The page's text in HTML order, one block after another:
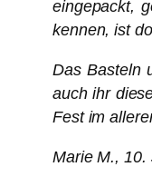
eingepackt,
kennen, ist
Das Basteln
auch ihr
Fest im
Marie M., 10.